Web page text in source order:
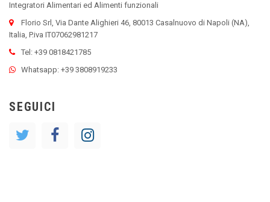
Integratori Alimentari ed Alimenti funzionali
Florio Srl, Via Dante Alighieri 46, 80013 Casalnuovo di Napoli (NA),
Italia, P.iva IT07062981217
Tel: +39 0818421785
Whatsapp: +39 3808919233
SEGUICI